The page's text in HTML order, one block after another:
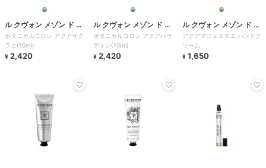
ル クヴォン メゾン ド パ
ルファム
ボタニカルコロン アクアサク
ラエ(10ml)
¥ 2,420
ル クヴォン メゾン ド パ
ルファム
ボタニカルコロン アクアパラ
ディシ(10ml)
¥ 2,420
ル クヴォン メゾン ド パ
ルファム
アクアマジェスタエ ハンドク
リーム
¥ 1,650